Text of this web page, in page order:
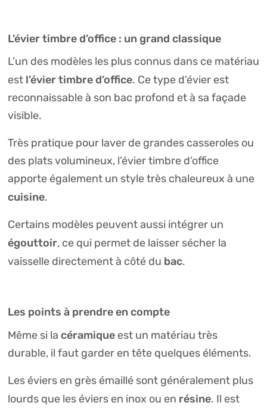
L’évier timbre d’office : un grand classique
L’un des modèles les plus connus dans ce matériau
est l’évier timbre d’office. Ce type d’évier est
reconnaissable à son bac profond et à sa façade
visible.
Très pratique pour laver de grandes casseroles ou
des plats volumineux, l’évier timbre d’office
apporte également un style très chaleureux à une
cuisine.
Certains modèles peuvent aussi intégrer un
égouttoir, ce qui permet de laisser sécher la
vaisselle directement à côté du bac.
Les points à prendre en compte
Même si la céramiqueest un matériau très
durable, il faut garder en tête quelques éléments.
Les éviers en grès émaillé sont généralement plus
lourds que les éviers en inox ou en résine. Il est